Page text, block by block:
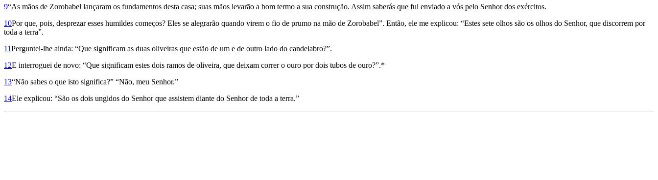
9“As mãos de Zorobabel lançaram os fundamentos desta casa; suas mãos levarão a bom termo a sua cons­trução. Assim saberás que fui enviado a vós pelo Senhor dos exércitos.
10Por que, pois, desprezar esses humildes começos? Eles se alegrarão quando virem o fio de prumo na mão de Zorobabel”. Então, ele me explicou: “Estes sete ­olhos são os olhos do Senhor, que discorrem por
toda a terra”.
11Perguntei-lhe ain­da: “Que significam as duas oliveiras que estão de um e de outro lado do candelabro?”.
12E interroguei de novo: “Que significam estes dois ramos de oliveira, que deixam correr o ouro por dois tubos de ouro?”.*
13“Não sabes o que isto significa?” “Não, meu Senhor.”
14Ele explicou: “São os dois ungidos do Senhor que assistem diante do Senhor de toda a terra.”